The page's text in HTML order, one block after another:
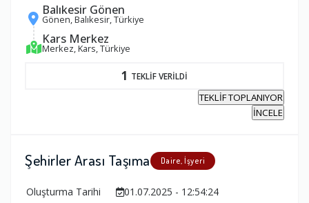
Balıkesir Gönen
Gönen, Balıkesir, Türkiye
Kars Merkez
Merkez, Kars, Türkiye
1 TEKLİF VERİLDİ
TEKLİF TOPLANIYOR
İNCELE
Şehirler Arası Taşıma Daire, İşyeri
Oluşturma Tarihi
01.07.2025 - 12:54:24